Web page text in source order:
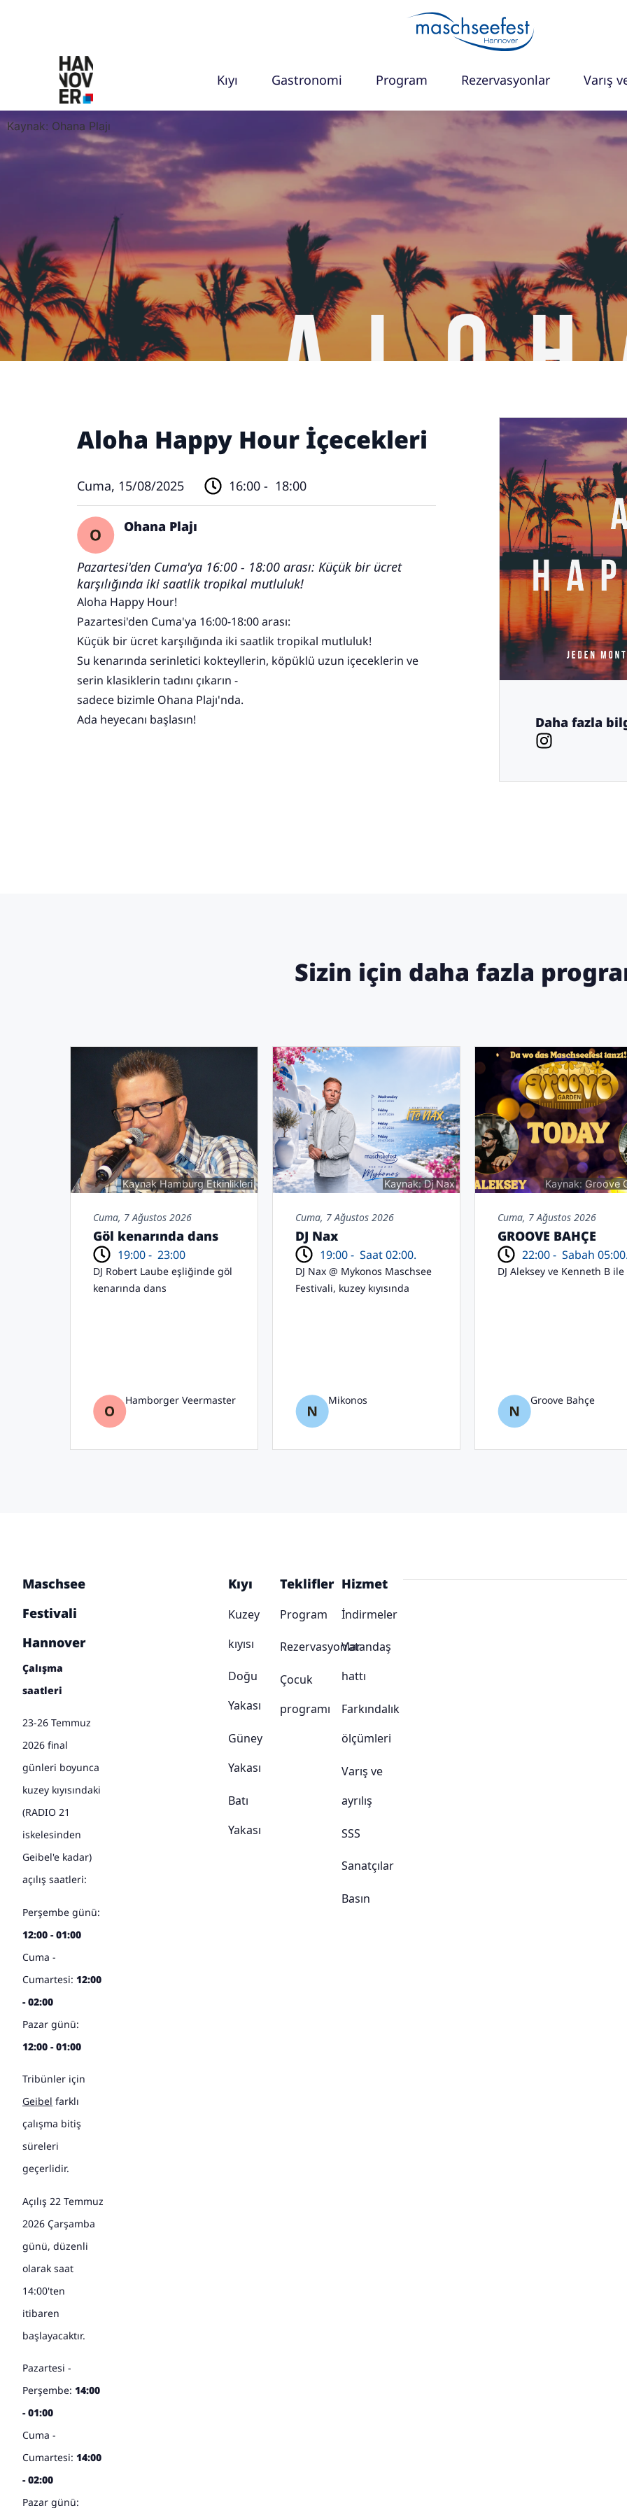
Kıyı Gastronomi Program Rezervasyonlar Varış
Kaynak: Ohana Plajı
Aloha Happy Hour İçecekleri
Cuma, 15/08/2025 16:00 - 18:00
Ohana Plajı
Pazartesi'den Cuma'ya 16:00 - 18:00 arası: Küçük bir ücret
karşılığında iki saatlik tropikal mutluluk!
Aloha Happy Hour!
Pazartesi'den Cuma'ya 16:00-18:00 arası:
Küçük bir ücret karşılığında iki saatlik tropikal mutluluk!
Su kenarında serinletici kokteyllerin, köpüklü uzun içeceklerin ve
serin klasiklerin tadını çıkarın -
sadece bizimle Ohana Plajı'nda.
Ada heyecanı başlasın!
Daha fazla
Sizin için daha fazla
Kaynak Hamburg Etkinlikleri
Cuma, 7 Ağustos 2026
Göl kenarında dans
19:00 - 23:00
DJ Robert Laube eşliğinde göl
kenarında dans
Hamborger Veermaster
Kaynak: Dj Nax
Cuma, 7 Ağustos 2026
DJ Nax
19:00 - Saat 02:00.
DJ Nax @ Mykonos Maschsee
Festivali, kuzey kıyısında
Mikonos
Kaynak: Groove
Cuma, 7 Ağustos 2026
GROOVE BAHÇE
22:00 - Sabah
DJ Aleksey ve Kenneth B ile
Groove Bahçe
Maschsee
Festivali
Hannover
Çalışma
saatleri
23-26 Temmuz
2026 final
günleri boyunca
kuzey kıyısındaki
(RADIO 21
iskelesinden
Geibel'e kadar)
açılış saatleri:
Perşembe günü:
12:00 - 01:00
Cuma -
Cumartesi: 12:00
- 02:00
Pazar günü:
12:00 - 01:00
Tribünler için
Geibel farklı
çalışma bitiş
süreleri
geçerlidir.
Açılış 22 Temmuz
2026 Çarşamba
günü, düzenli
olarak saat
14:00'ten
itibaren
başlayacaktır.
Pazartesi -
Perşembe: 14:00
- 01:00
Cuma -
Cumartesi: 14:00
- 02:00
Pazar günü:
Kıyı
Kuzey
kıyısı
Doğu
Yakası
Güney
Yakası
Batı
Yakası
Teklifler
Program
Rezervasyonlar
Çocuk
programı
Hizmet
İndirmeler
Vatandaş
hattı
Farkındalık
ölçümleri
Varış ve
ayrılış
SSS
Sanatçılar
Basın